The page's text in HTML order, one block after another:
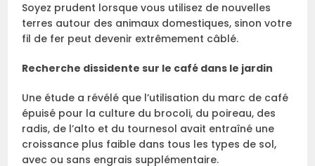
Soyez prudent lorsque vous utilisez de nouvelles
terres autour des animaux domestiques, sinon votre
fil de fer peut devenir extrêmement câblé.
Recherche dissidente sur le café dans le jardin
Une étude a révélé que l’utilisation du marc de café
épuisé pour la culture du brocoli, du poireau, des
radis, de l’alto et du tournesol avait entraîné une
croissance plus faible dans tous les types de sol,
avec ou sans engrais supplémentaire.